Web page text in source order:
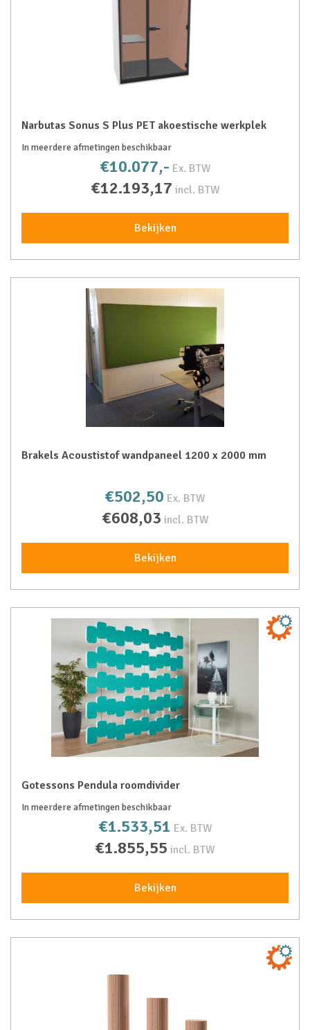
Narbutas Sonus S Plus PET akoestische werkplek
In meerdere afmetingen beschikbaar
€10.077,- Ex. BTW
€12.193,17 incl. BTW
Bekijken
Brakels Acoustistof wandpaneel 1200 x 2000 mm
€502,50 Ex. BTW
€608,03 incl. BTW
Bekijken
Gotessons Pendula roomdivider
In meerdere afmetingen beschikbaar
€1.533,51 Ex. BTW
€1.855,55 incl. BTW
Bekijken